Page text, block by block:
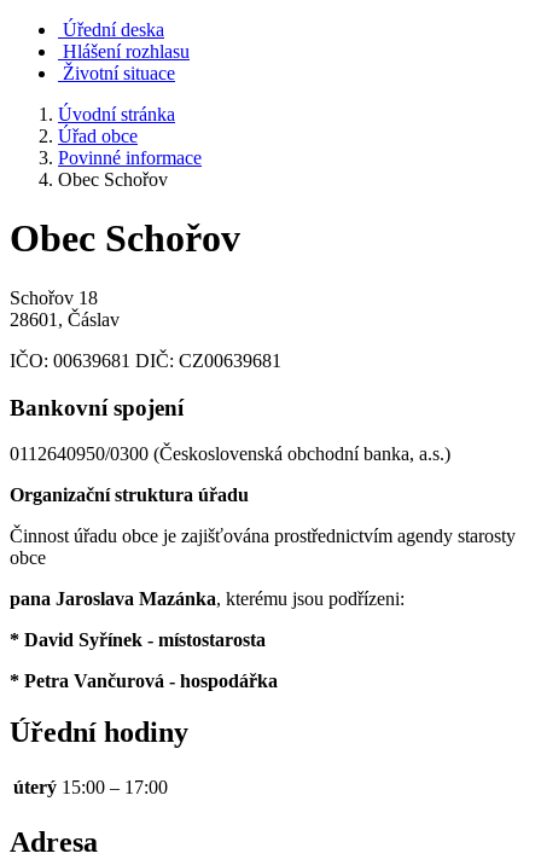
Úřední deska
Hlášení rozhlasu
Životní situace
Úvodní stránka
Úřad obce
Povinné informace
Obec Schořov
Obec Schořov
Schořov 18
28601, Čáslav
IČO: 00639681 DIČ: CZ00639681
Bankovní spojení
0112640950/0300 (Československá obchodní banka, a.s.)
Organizační struktura úřadu
Činnost úřadu obce je zajišťována prostřednictvím agendy starosty
obce
pana Jaroslava Mazánka, kterému jsou podřízeni:
* David Syřínek - místostarosta
* Petra Vančurová - hospodářka
Úřední hodiny
úterý 15:00 – 17:00
Adresa